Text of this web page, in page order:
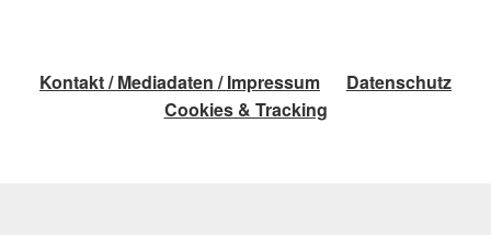
Kontakt / Mediadaten / Impressum
Datenschutz
Cookies & Tracking